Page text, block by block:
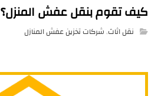
كيف تقوم بنقل عفش المنزل؟
نقل اثاث, شركات تخزين عفش المنازل